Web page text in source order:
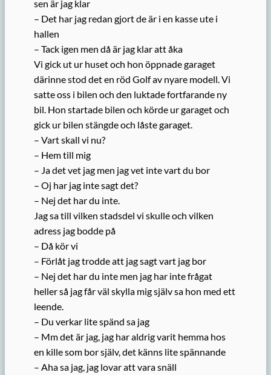
sen är jag klar
– Det har jag redan gjort de är i en kasse ute i
hallen
– Tack igen men då är jag klar att åka
Vi gick ut ur huset och hon öppnade garaget
därinne stod det en röd Golf av nyare modell. Vi
satte oss i bilen och den luktade fortfarande ny
bil. Hon startade bilen och körde ur garaget och
gick ur bilen stängde och låste garaget.
– Vart skall vi nu?
– Hem till mig
– Ja det vet jag men jag vet inte vart du bor
– Oj har jag inte sagt det?
– Nej det har du inte.
Jag sa till vilken stadsdel vi skulle och vilken
adress jag bodde på
– Då kör vi
– Förlåt jag trodde att jag sagt vart jag bor
– Nej det har du inte men jag har inte frågat
heller så jag får väl skylla mig själv sa hon med ett
leende.
– Du verkar lite spänd sa jag
– Mm det är jag, jag har aldrig varit hemma hos
en kille som bor själv, det känns lite spännande
– Aha sa jag, jag lovar att vara snäll